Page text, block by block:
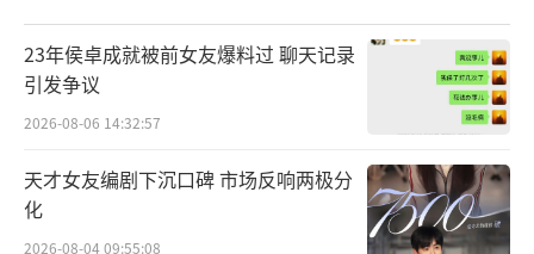
23年侯卓成就被前女友爆料过 聊天记录
引发争议
2026-08-06 14:32:57
天才女友编剧下沉口碑 市场反响两极分
化
2026-08-04 09:55:08